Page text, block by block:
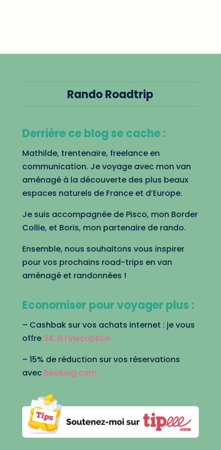
Rando Roadtrip
Derrière ce blog se cache :
Mathilde, trentenaire, freelance en
communication. Je voyage avec mon van
aménagé à la découverte des plus beaux
espaces naturels de France et d’Europe.
Je suis accompagnée de Pisco, mon Border
Collie, et Boris, mon partenaire de rando.
Ensemble, nous souhaitons vous inspirer
pour vos prochains road-trips en van
aménagé et randonnées !
Economiser pour voyager plus :
– Cashbak sur vos achats internet : je vous
offre 3€ à l’inscription
– 15% de réduction sur vos réservations
avec Booking.com